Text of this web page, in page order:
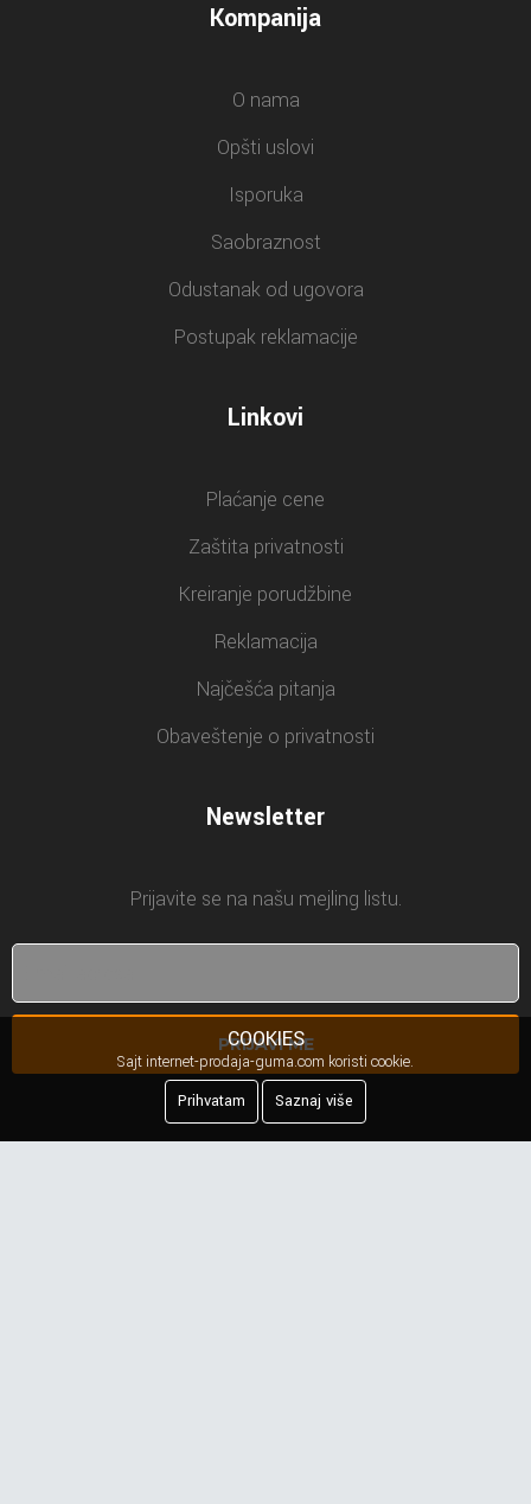
Kompanija
O nama
Opšti uslovi
Isporuka
Saobraznost
Odustanak od ugovora
Postupak reklamacije
Linkovi
Plaćanje cene
Zaštita privatnosti
Kreiranje porudžbine
Reklamacija
Najčešća pitanja
Obaveštenje o privatnosti
Newsletter
Prijavite se na našu mejling listu.
PRIJAVI ME
COOKIES
Sajt internet-prodaja-guma.com koristi cookie.
Prihvatam
Saznaj više